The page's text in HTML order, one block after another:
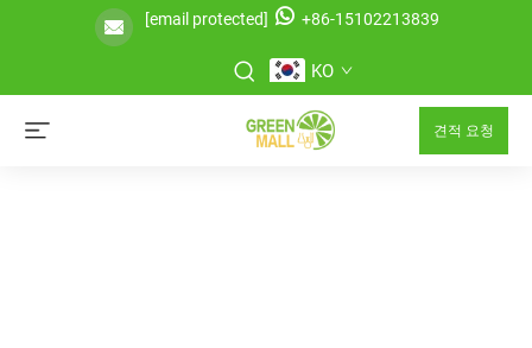
[email protected] +86-15102213839
KO
견적 요청